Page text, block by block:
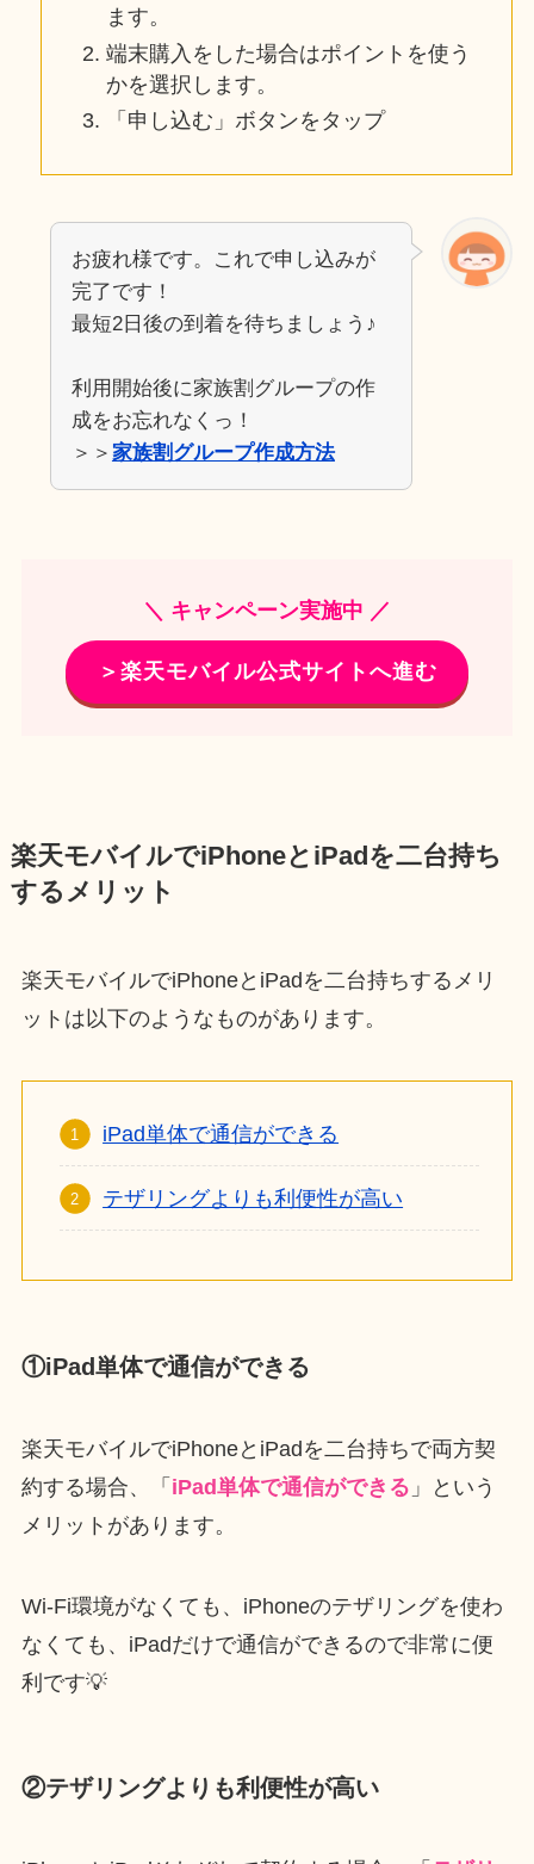
ます。
端末購入をした場合はポイントを使う
かを選択します。
「申し込む」ボタンをタップ
お疲れ様です。これで申し込みが
完了です！
最短2日後の到着を待ちましょう♪
利用開始後に家族割グループの作
成をお忘れなくっ！
＞＞ 家族割グループ作成方法
＼ キャンペーン実施中 ／
＞楽天モバイル公式サイトへ進む
楽天モバイルでiPhoneとiPadを二台持ち
するメリット
楽天モバイルでiPhoneとiPadを二台持ちするメリ
ットは以下のようなものがあります。
iPad単体で通信ができる
テザリングよりも利便性が高い
①iPad単体で通信ができる
楽天モバイルでiPhoneとiPadを二台持ちで両方契
約する場合、「 iPad単体で通信ができる 」という
メリットがあります。
Wi-Fi環境がなくても、iPhoneのテザリングを使わ
なくても、iPadだけで通信ができるので非常に便
利です💡
②テザリングよりも利便性が高い